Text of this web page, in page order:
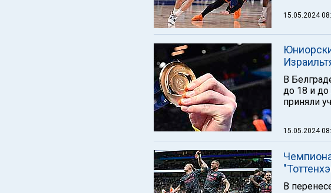
15.05.2024
В
до 18 и
приняли
15.05.2024
В